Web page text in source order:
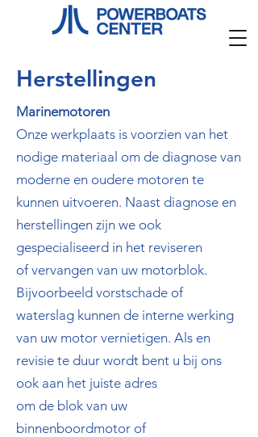
Herstellingen
Marinemotoren
Onze werkplaats is voorzien van het
nodige materiaal om de diagnose van
moderne en oudere motoren te
kunnen uitvoeren. Naast diagnose en
herstellingen zijn we ook
gespecialiseerd in het reviseren
of vervangen van uw motorblok.
Bijvoorbeeld vorstschade of
waterslag kunnen de interne werking
van uw motor vernietigen. Als en
revisie te duur wordt bent u bij ons
ook aan het juiste adres
om de blok van uw
binnenboordmotor of